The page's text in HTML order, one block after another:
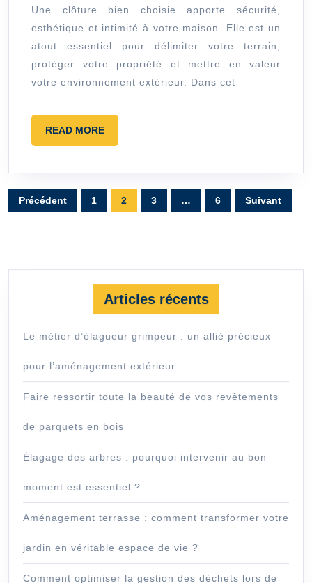
choisir
la
clôture
de
et
style
Une clôture bien choisie apporte sécurité,
esthétique et intimité à votre maison. Elle est un
atout essentiel pour délimiter votre terrain,
protéger votre propriété et mettre en valeur
votre environnement extérieur. Dans cet
READ MOREREAD
MORE
Pagination
des
Précédent 1 2 3 … 6 Suivant
Articles récents
Le métier d’élagueur grimpeur : un allié précieux
pour l’aménagement extérieur
Faire ressortir toute la beauté de vos revêtements
de parquets en bois
Élagage des arbres : pourquoi intervenir au bon
moment est essentiel ?
Aménagement terrasse : comment transformer votre
jardin en véritable espace de vie ?
Comment optimiser la gestion des déchets lors de